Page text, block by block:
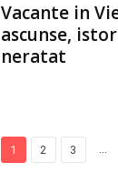
Vacante in
ascunse,
neratat
1 2 3 ...